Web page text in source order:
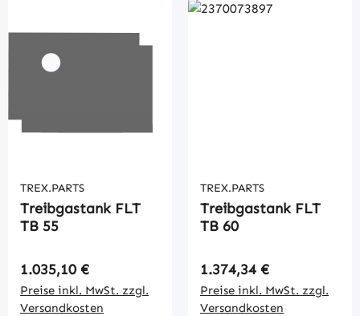
TREX.PARTS
Treibgastank FLT
TB 55
Regulärer Preis:
1.035,10 €
Preise inkl. MwSt. zzgl.
Versandkosten
TREX.PARTS
Treibgastank FLT
TB 60
Regulärer Preis:
1.374,34 €
Preise inkl. MwSt. zzgl.
Versandkosten